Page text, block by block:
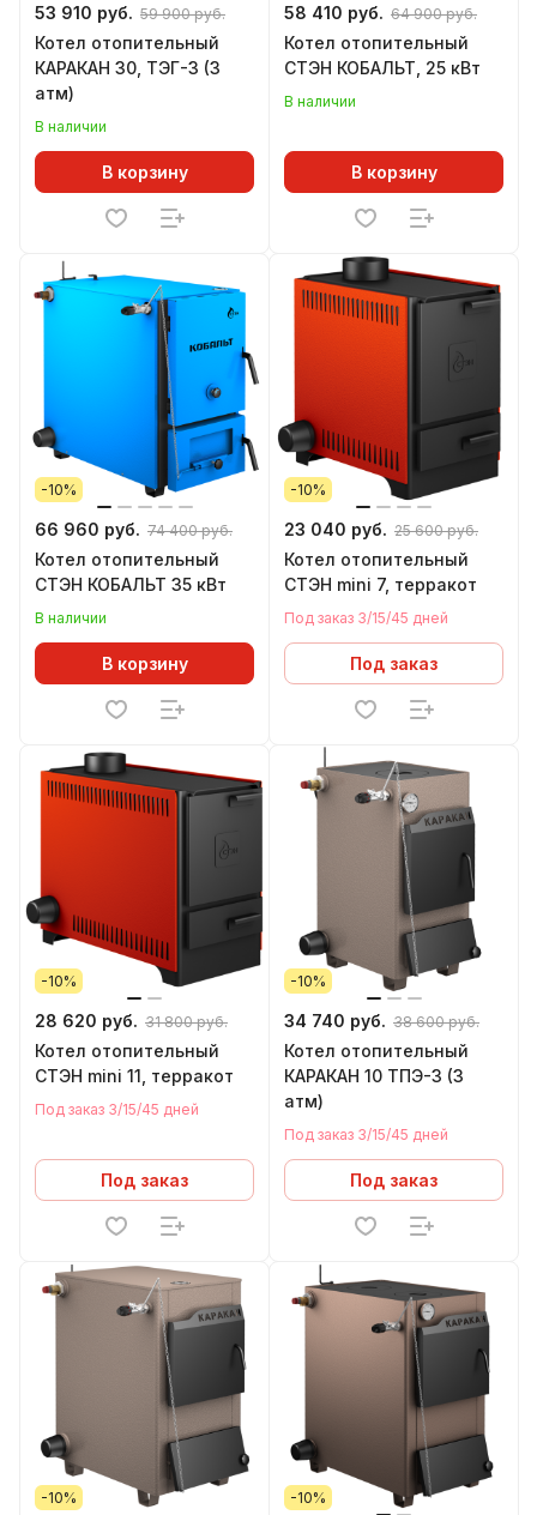
53 910 руб. 59 900 руб.
Котел отопительный
КАРАКАН 30, ТЭГ-3 (3
атм)
В наличии
В корзину
58 410 руб. 64 900 руб.
Котел отопительный
СТЭН КОБАЛЬТ, 25 кВт
В наличии
В корзину
-10%
66 960 руб. 74 400 руб.
Котел отопительный
СТЭН КОБАЛЬТ 35 кВт
В наличии
В корзину
-10%
23 040 руб. 25 600 руб.
Котел отопительный
СТЭН mini 7, терракот
Под заказ 3/15/45 дней
Под заказ
-10%
28 620 руб. 31 800 руб.
Котел отопительный
СТЭН mini 11, терракот
Под заказ 3/15/45 дней
Под заказ
-10%
34 740 руб. 38 600 руб.
Котел отопительный
КАРАКАН 10 ТПЭ-3 (3
атм)
Под заказ 3/15/45 дней
Под заказ
-10% -10%